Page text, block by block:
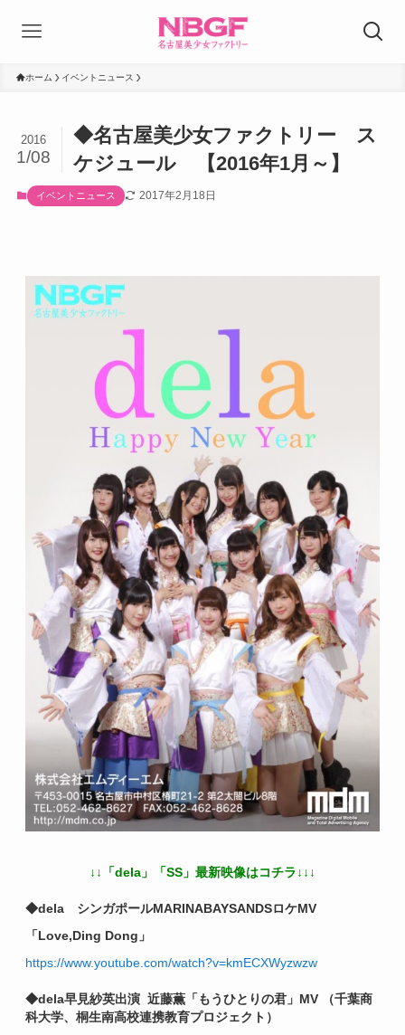
ホーム イベントニュース
◆名古屋美少女ファクトリー ス
ケジュール 【2016年1月～】
2016
1/08
イベントニュース 2017年2月18日
↓↓「dela」「SS」最新映像はコチラ↓↓↓
◆dela シンガポールMARINABAYSANDSロケMV
「Love,Ding Dong」
https://www.youtube.com/watch?v=kmECXWyzwzw
◆dela早見紗英出演 近藤薫「もうひとりの君」MV （千葉商
科大学、桐生南高校連携教育プロジェクト）